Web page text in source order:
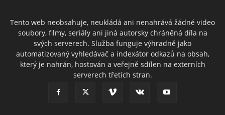
Tento web neobsahuje, neukládá ani nenahrává žádné video
soubory, filmy, seriály ani jiná autorsky chráněná díla na
svých serverech. Služba funguje výhradně jako
automatizovaný vyhledávač a indexátor odkazů na obsah,
který je nahrán, hostován a veřejně sdílen na externích
serverech třetích stran.